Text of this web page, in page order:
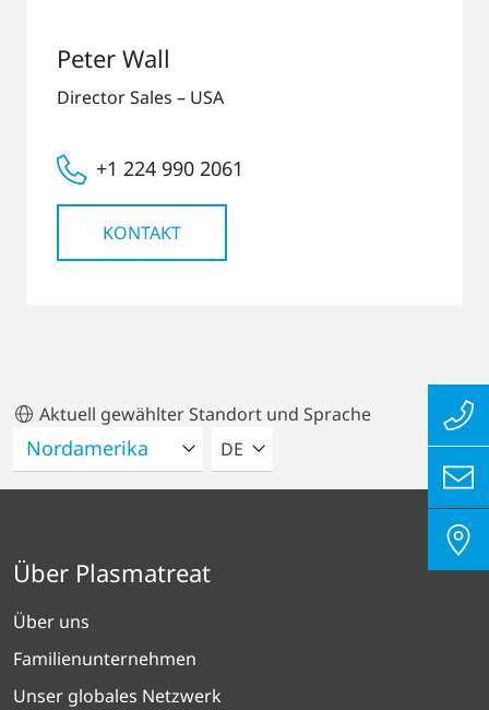
Peter Wall
Director Sales – USA
+1 224 990 2061
KONTAKT
Aktuell gewählter Standort und Sprache
BITTE WÄHLEN SIE EINE
DE
Über Plasmatreat
Über uns
Familienunternehmen
Unser globales Netzwerk